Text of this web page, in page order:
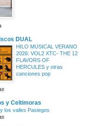
DUAL
HILO MUSICAL VERANO
2026: VOL2 XTC- THE 12
FLAVORS OF
HERCULES y otras
canciones pop
y Celtimoras
los valles Pasiegos